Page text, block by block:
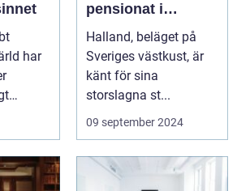
har
pensionat i
Halland
Halland, beläget på
Sveriges västkust, är
känt för sina
storslagna st...
09 september 2024